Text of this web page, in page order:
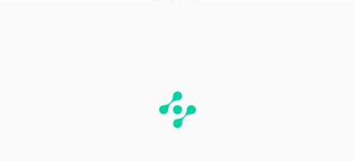
PUBLICIDADE